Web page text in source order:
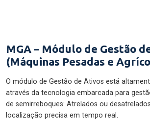
MGA – Módulo de Gestão
(Máquinas Pesadas e
O módulo de Gestão de Ativos está
através da tecnologia embarcada para
de semirreboques: Atrelados ou
localização precisa em tempo real.